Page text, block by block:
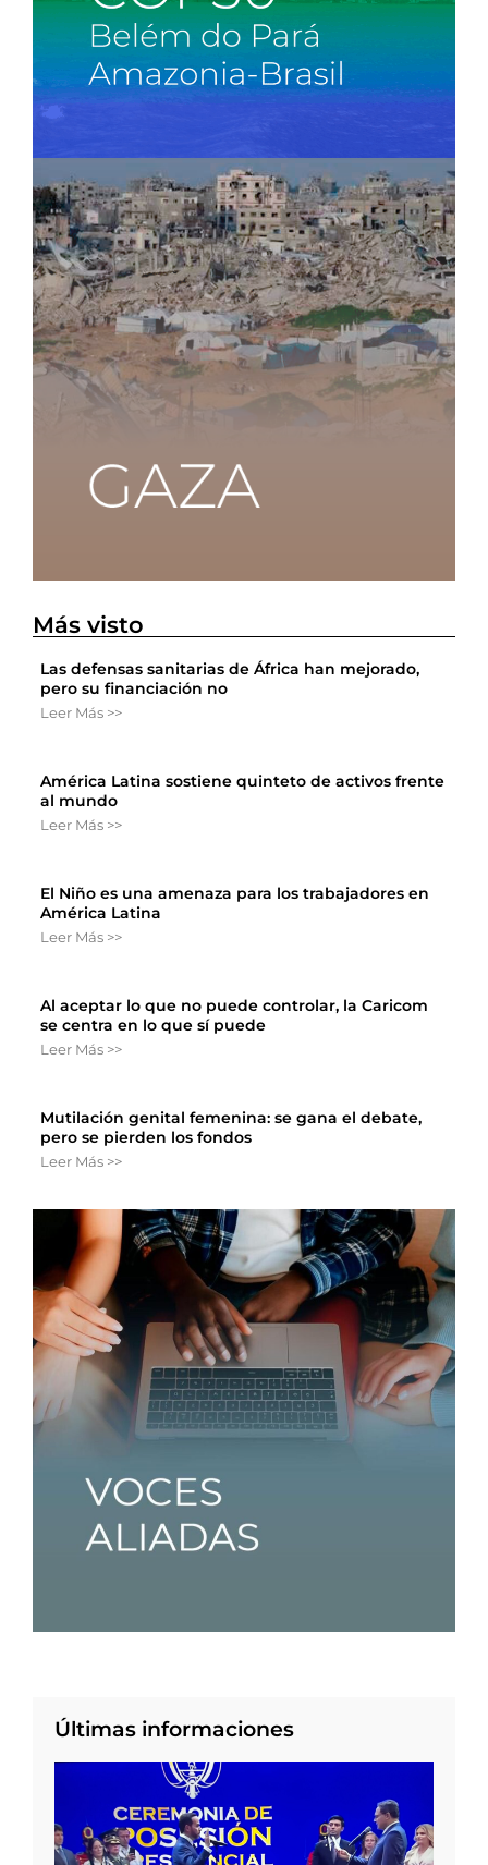
Más visto
Las defensas sanitarias de África han mejorado,
pero su financiación no
Leer Más >>
América Latina sostiene quinteto de activos frente
al mundo
Leer Más >>
El Niño es una amenaza para los trabajadores en
América Latina
Leer Más >>
Al aceptar lo que no puede controlar, la Caricom
se centra en lo que sí puede
Leer Más >>
Mutilación genital femenina: se gana el debate,
pero se pierden los fondos
Leer Más >>
Últimas informaciones